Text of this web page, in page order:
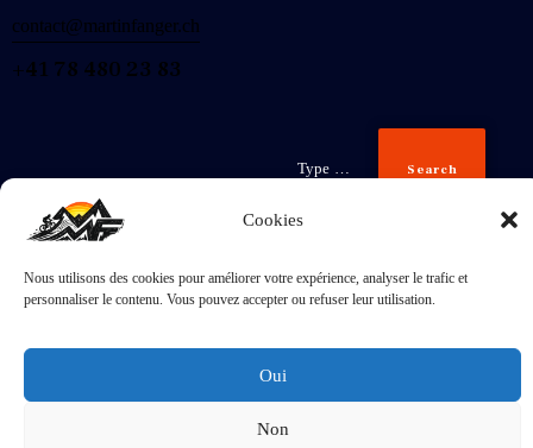
Cookies
Nous utilisons des cookies pour améliorer votre expérience, analyser le trafic et
personnaliser le contenu. Vous pouvez accepter ou refuser leur utilisation.
Oui
Non
contact@martinfanger.ch
+41 78 480 23 83
Search
Inscris-
toi
J'accepte laPolitique de confidentialité.